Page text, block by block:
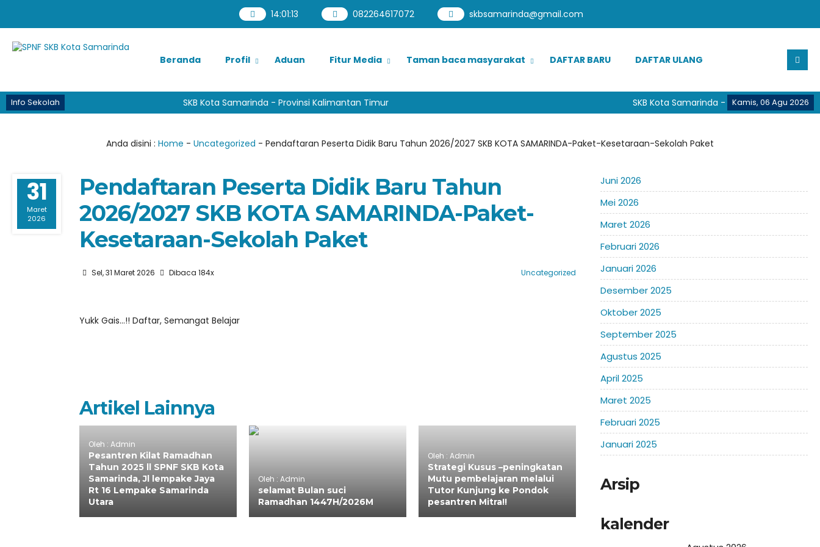
14:01:14 082264617072 skbsamarinda@gmail.com
Beranda Profil Aduan Fitur Media Taman baca masyarakat DAFTAR BARU DAFTAR ULANG
Info Sekolah Kamis, 06 Agu 2026
SKB Kota Samarinda - Provinsi Kalimantan
SKB Kota Samarinda - Provinsi Kalimantan Timur
Anda disini : Home - Uncategorized - Pendaftaran Peserta Didik Baru Tahun 2026/2027 SKB KOTA SAMARINDA-Paket-Kesetaraan-Sekolah Paket
31
Maret
2026
Pendaftaran Peserta Didik Baru Tahun
2026/2027 SKB KOTA SAMARINDA-Paket-
Kesetaraan-Sekolah Paket
Sel, 31 Maret 2026 Dibaca 184x Uncategorized
Yukk Gais…!! Daftar, Semangat Belajar
Artikel Lainnya
Oleh : Admin
Pesantren Kilat Ramadhan
Tahun 2025 ll SPNF SKB Kota
Samarinda, Jl lempake Jaya
Rt 16 Lempake Samarinda
Utara
Oleh : Admin
selamat Bulan suci
Ramadhan 1447H/2026M
Oleh : Admin
Strategi Kusus –peningkatan
Mutu pembelajaran melalui
Tutor Kunjung ke Pondok
pesantren Mitra!!
Juni 2026
Mei 2026
Maret 2026
Februari 2026
Januari 2026
Desember 2025
Oktober 2025
September 2025
Agustus 2025
April 2025
Maret 2025
Februari 2025
Januari 2025
Arsip
kalender